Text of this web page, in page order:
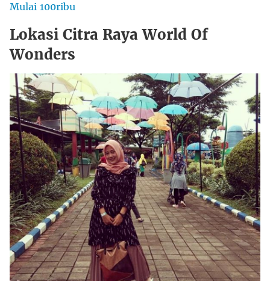
Mulai 100ribu
Lokasi Citra Raya World Of
Wonders